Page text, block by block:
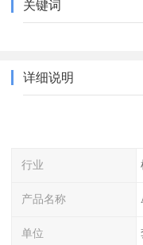
关键词
详细说明
行业
产品名称
单位